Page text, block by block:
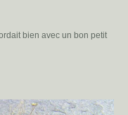
bien avec un bon petit